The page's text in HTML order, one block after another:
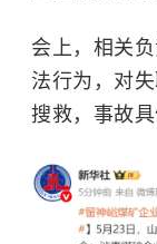
会上，相关
法行为，对
搜救，事故